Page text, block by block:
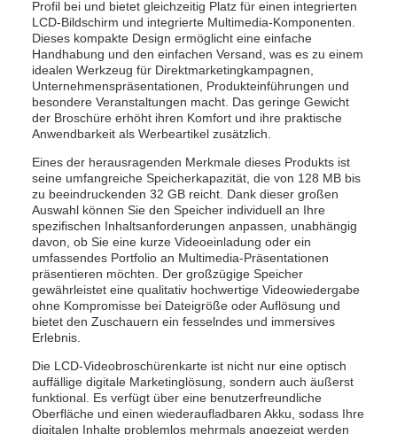
Profil bei und bietet gleichzeitig Platz für einen integrierten
LCD-Bildschirm und integrierte Multimedia-Komponenten.
Dieses kompakte Design ermöglicht eine einfache
Handhabung und den einfachen Versand, was es zu einem
idealen Werkzeug für Direktmarketingkampagnen,
Unternehmenspräsentationen, Produkteinführungen und
besondere Veranstaltungen macht. Das geringe Gewicht
der Broschüre erhöht ihren Komfort und ihre praktische
Anwendbarkeit als Werbeartikel zusätzlich.
Eines der herausragenden Merkmale dieses Produkts ist
seine umfangreiche Speicherkapazität, die von 128 MB bis
zu beeindruckenden 32 GB reicht. Dank dieser großen
Auswahl können Sie den Speicher individuell an Ihre
spezifischen Inhaltsanforderungen anpassen, unabhängig
davon, ob Sie eine kurze Videoeinladung oder ein
umfassendes Portfolio an Multimedia-Präsentationen
präsentieren möchten. Der großzügige Speicher
gewährleistet eine qualitativ hochwertige Videowiedergabe
ohne Kompromisse bei Dateigröße oder Auflösung und
bietet den Zuschauern ein fesselndes und immersives
Erlebnis.
Die LCD-Videobroschürenkarte ist nicht nur eine optisch
auffällige digitale Marketinglösung, sondern auch äußerst
funktional. Es verfügt über eine benutzerfreundliche
Oberfläche und einen wiederaufladbaren Akku, sodass Ihre
digitalen Inhalte problemlos mehrmals angezeigt werden